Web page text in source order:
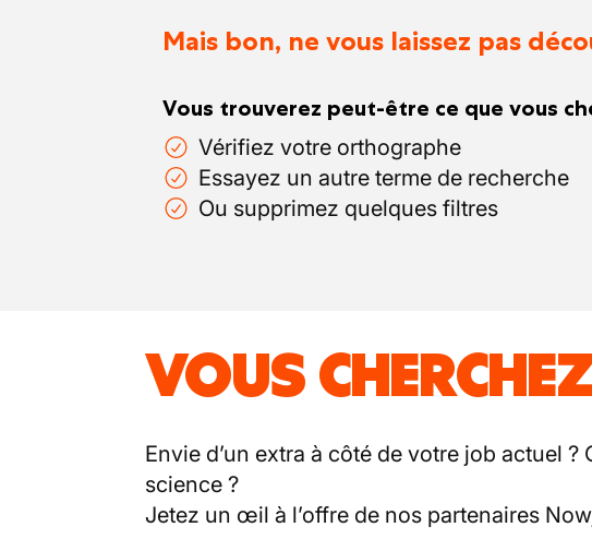
Mais bon, ne vous laissez pas
Vous trouverez peut-être ce que vous
Vérifiez votre orthographe
Essayez un autre terme de recherche
Ou supprimez quelques filtres
VOUS
Envie d’un extra à côté de votre job actuel
science ?
Jetez un œil à l’offre de nos partenaires